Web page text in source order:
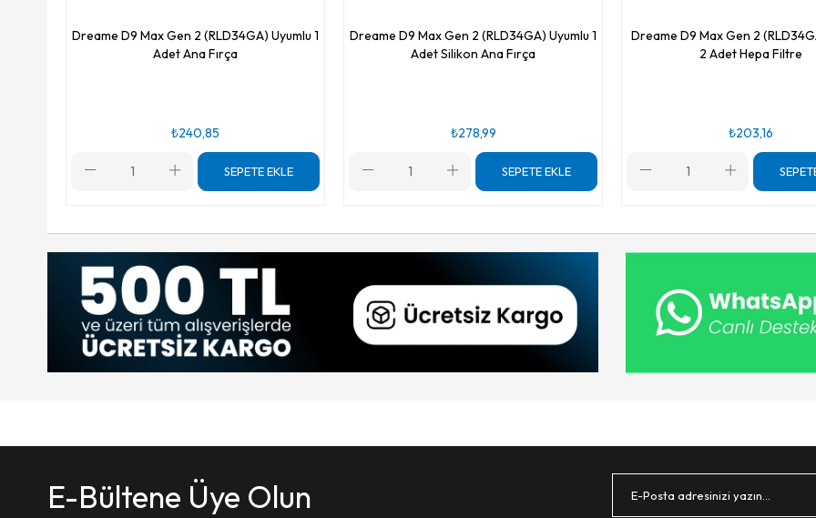
Dreame D9 Max Gen 2 (RLD34GA) Uyumlu 1
Adet Ana Fırça
₺240,85
SEPETE EKLE
Dreame D9 Max Gen 2 (RLD34GA) Uyumlu 1
Adet Silikon Ana Fırça
₺278,99
SEPETE EKLE
Dreame D9 Max Gen 2
2 Adet Hepa Filtre
₺203,16
E-Bültene Üye Olun